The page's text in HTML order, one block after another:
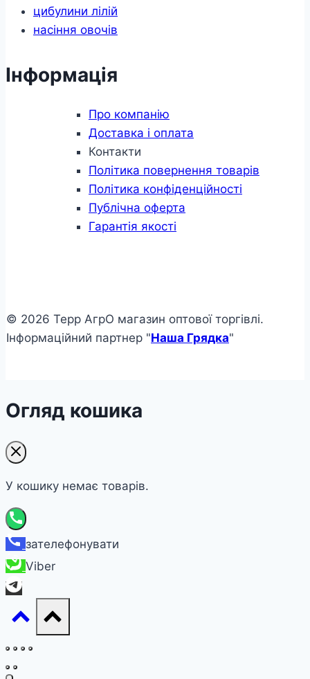
цибулини лілій
насіння овочів
Інформація
Про компанію
Доставка і оплата
Контакти
Політика повернення товарів
Політика конфіденційності
Публічна оферта
Гарантія якості
© 2026 Терр АгрО магазин оптової торгівлі.
Інформаційний партнер "Наша Грядка"
Огляд кошика
У кошику немає товарів.
зателефонувати
Viber